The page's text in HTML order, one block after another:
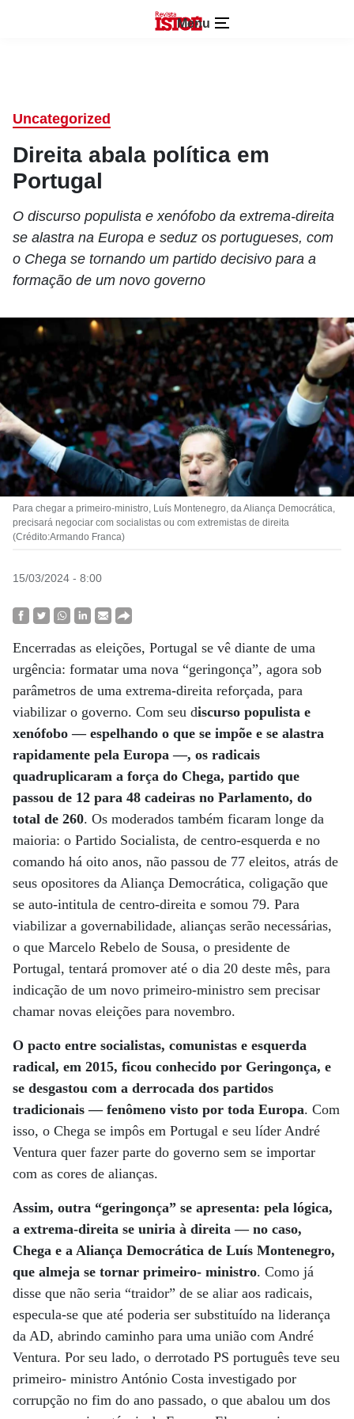
Menu
Uncategorized
Direita abala política em
Portugal
O discurso populista e xenófobo da extrema-direita
se alastra na Europa e seduz os portugueses, com
o Chega se tornando um partido decisivo para a
formação de um novo governo
Para chegar a primeiro-ministro, Luís Montenegro, da Aliança Democrática,
precisará negociar com socialistas ou com extremistas de direita
(Crédito:Armando Franca)
15/03/2024 - 8:00
Encerradas as eleições, Portugal se vê diante de uma
urgência: formatar uma nova “geringonça”, agora sob
parâmetros de uma extrema-direita reforçada, para
viabilizar o governo. Com seu discurso populista e
xenófobo — espelhando o que se impõe e se alastra
rapidamente pela Europa —, os radicais
quadruplicaram a força do Chega, partido que
passou de 12 para 48 cadeiras no Parlamento, do
total de 260. Os moderados também ficaram longe da
maioria: o Partido Socialista, de centro-esquerda e no
comando há oito anos, não passou de 77 eleitos, atrás de
seus opositores da Aliança Democrática, coligação que
se auto-intitula de centro-direita e somou 79. Para
viabilizar a governabilidade, alianças serão necessárias,
o que Marcelo Rebelo de Sousa, o presidente de
Portugal, tentará promover até o dia 20 deste mês, para
indicação de um novo primeiro-ministro sem precisar
chamar novas eleições para novembro.
O pacto entre socialistas, comunistas e esquerda
radical, em 2015, ficou conhecido por Geringonça, e
se desgastou com a derrocada dos partidos
tradicionais — fenômeno visto por toda Europa. Com
isso, o Chega se impôs em Portugal e seu líder André
Ventura quer fazer parte do governo sem se importar
com as cores de alianças.
Assim, outra “geringonça” se apresenta: pela lógica,
a extrema-direita se uniria à direita — no caso,
Chega e a Aliança Democrática de Luís Montenegro,
que almeja se tornar primeiro- ministro. Como já
disse que não seria “traidor” de se aliar aos radicais,
especula-se que até poderia ser substituído na liderança
da AD, abrindo caminho para uma união com André
Ventura. Por seu lado, o derrotado PS português teve seu
primeiro- ministro António Costa investigado por
corrupção no fim do ano passado, o que abalou um dos